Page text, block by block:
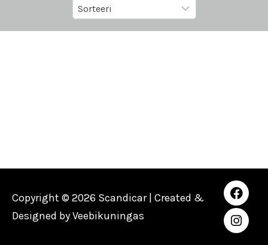
Copyright © 2026 Scandicar | Created &
Designed byVeebikuningas